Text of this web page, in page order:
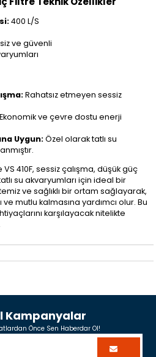
400 L/S
ve güvenli
Rahatsız etmeyen sessiz
Ekonomik ve çevre dostu enerji
Uygun:Özel olarak tatlı su
410F, sessiz çalışma, düşük güç
su akvaryumları için ideal bir
ve sağlıklı bir ortam sağlayarak,
ve mutlu kalmasına yardımcı olur. Bu
karşılayacak nitelikte
Kampanyalar
Önce Sen Haberdar Ol!